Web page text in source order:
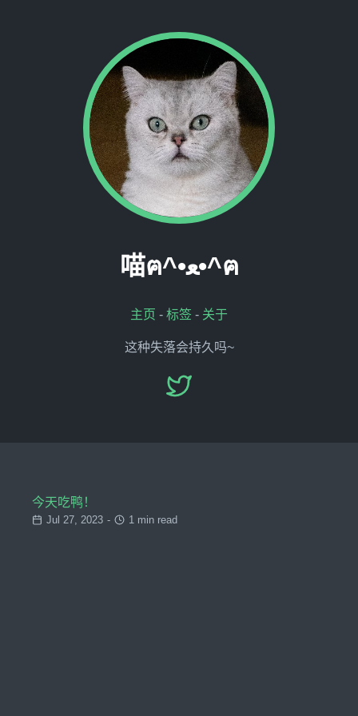
喵ฅ^•ﻌ•^ฅ
主页 - 标签 - 关于
这种失落会持久吗~
今天吃鸭！
Jul 27, 2023 - 1 min read